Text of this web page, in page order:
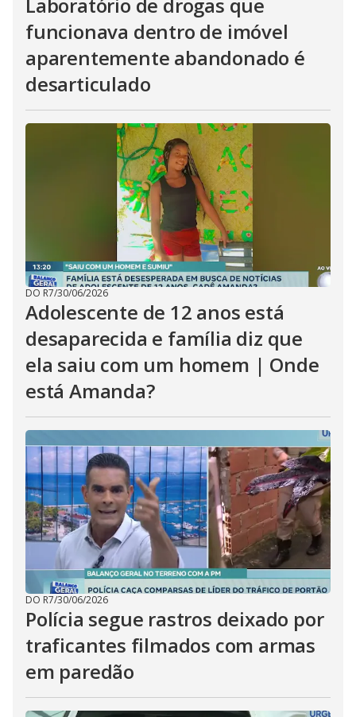
funcionava dentro de imóvel
aparentemente abandonado é
desarticulado
DO R7/30/06/2026
Adolescente de 12 anos está
desaparecida e família diz que
ela saiu com um homem | Onde
está Amanda?
DO R7/30/06/2026
Polícia segue rastros deixado por
traficantes filmados com armas
em paredão